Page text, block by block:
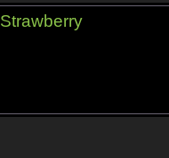
Strawberry